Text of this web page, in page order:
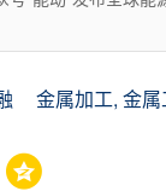
金属加工, 金